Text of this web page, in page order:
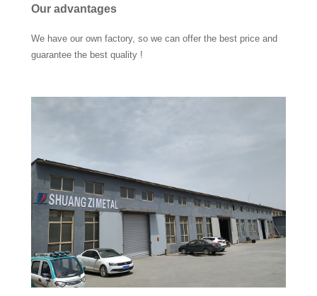
Our advantages
We have our own factory, so we can offer the best price and
guarantee the best quality !